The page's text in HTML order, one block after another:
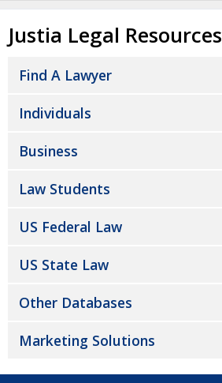
Justia Legal Resources
Find A Lawyer
Individuals
Business
Law Students
US Federal Law
US State Law
Other Databases
Marketing Solutions